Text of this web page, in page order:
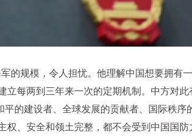
的规模，令人担忧。他理解中国想要拥有
每两到三年来一次的定期机制。中方对此
的建设者、全球发展的贡献者、国际秩序
、安全和领土完整，都不会受到中国国防